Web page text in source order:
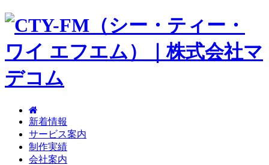
新着情報
サービス案内
制作実績
会社案内